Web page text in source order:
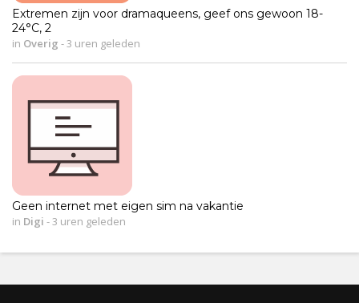
Extremen zijn voor dramaqueens, geef ons gewoon 18-
24°C, 2
in Overig - 3 uren geleden
Geen internet met eigen sim na vakantie
in Digi - 3 uren geleden